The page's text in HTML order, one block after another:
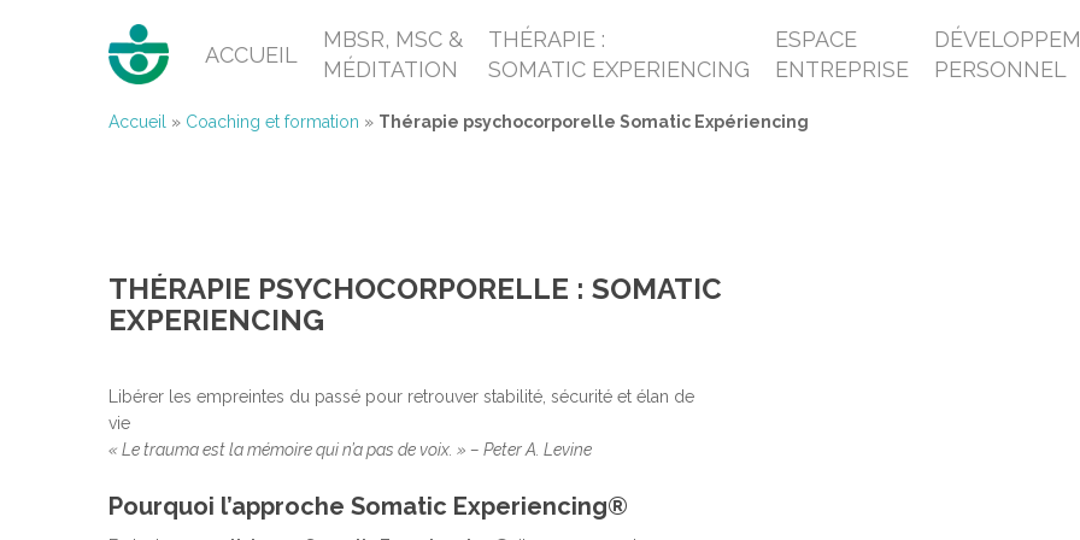
ACCUEIL
MBSR, MSC &
MÉDITATION
THÉRAPIE :
SOMATIC EXPERIENCING
ESPACE
ENTREPRISE
PERSONNEL
Accueil » Coaching et formation » Thérapie psychocorporelle Somatic Expériencing
THÉRAPIE PSYCHOCORPORELLE : SOMATIC
EXPERIENCING
Libérer les empreintes du passé pour retrouver stabilité, sécurité et élan de
vie
« Le trauma est la mémoire qui n’a pas de voix. » – Peter A. Levine
Pourquoi l’approche Somatic Experiencing®